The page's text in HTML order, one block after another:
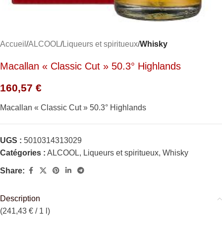
Accueil ALCOOL Liqueurs et spiritueux Whisky
Macallan « Classic Cut » 50.3° Highlands
160,57 €
Macallan « Classic Cut » 50.3° Highlands
UGS : 5010314313029
Catégories : ALCOOL, Liqueurs et spiritueux, Whisky
Share:
Description
(241,43 € / 1 l)